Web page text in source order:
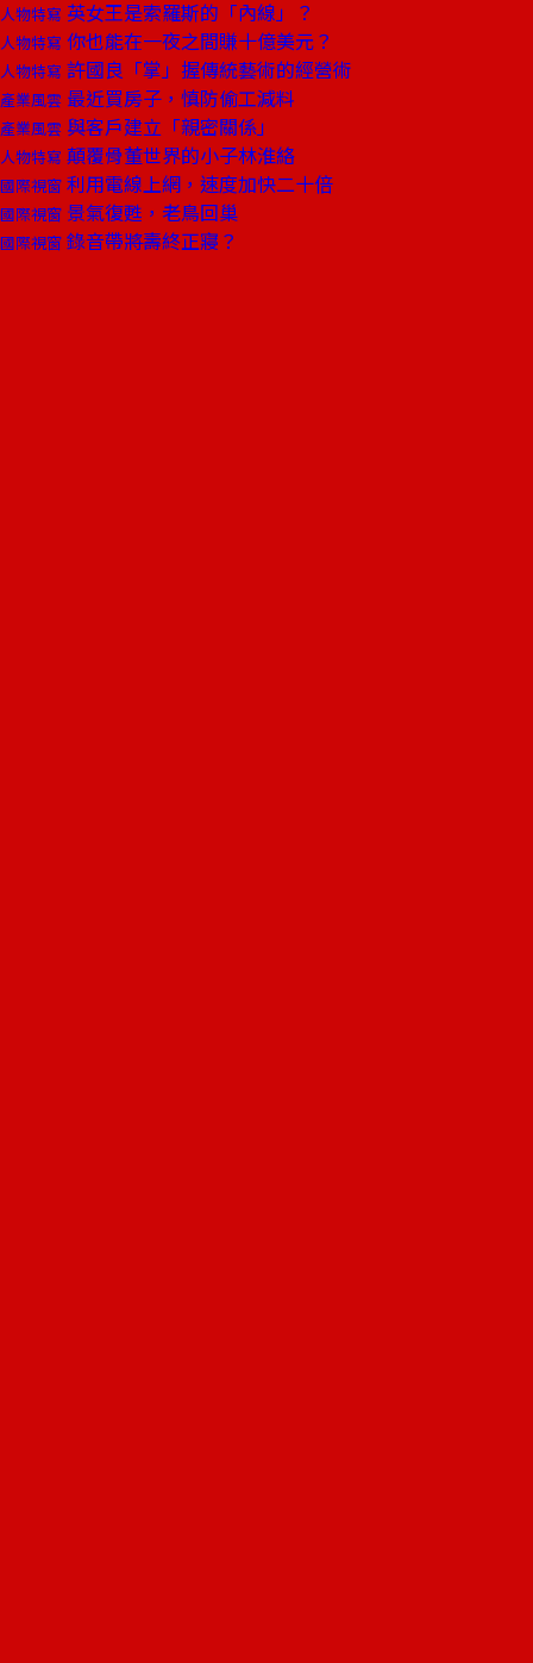
人物特寫 英女王是索羅斯的「內線」？
人物特寫 你也能在一夜之間賺十億美元？
人物特寫 許國良「掌」握傳統藝術的經營術
產業風雲 最近買房子，慎防偷工減料
產業風雲 與客戶建立「親密關係」
人物特寫 顛覆骨董世界的小子林淮絡
國際視窗 利用電線上網，速度加快二十倍
國際視窗 景氣復甦，老鳥回巢
國際視窗 錄音帶將壽終正寢？